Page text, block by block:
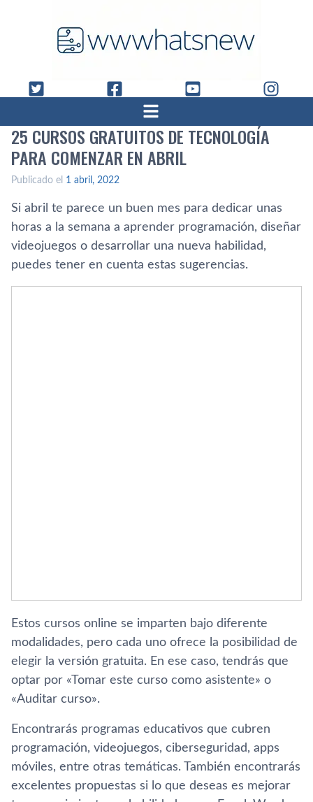
25 CURSOS GRATUITOS DE TECNOLOGÍA
PARA COMENZAR EN ABRIL
Publicado el 1 abril, 2022
Si abril te parece un buen mes para dedicar unas
horas a la semana a aprender programación, diseñar
videojuegos o desarrollar una nueva habilidad,
puedes tener en cuenta estas sugerencias.
Estos cursos online se imparten bajo diferente
modalidades, pero cada uno ofrece la posibilidad de
elegir la versión gratuita. En ese caso, tendrás que
optar por «Tomar este curso como asistente» o
«Auditar curso».
Encontrarás programas educativos que cubren
programación, videojuegos, ciberseguridad, apps
móviles, entre otras temáticas. También encontrarás
excelentes propuestas si lo que deseas es mejorar